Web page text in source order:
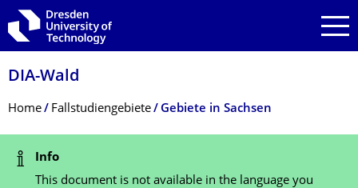
Skip to main navigation
Skip to search
Skip to content
DIA-Wald
Breadcrumb Menu
Home Fallstudiengebiete Gebiete in Sachsen
Status Message
Info
This document is not available in the language you